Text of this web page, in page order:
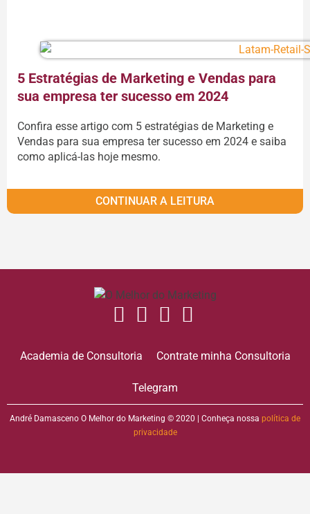
5 Estratégias de Marketing e Vendas para
sua empresa ter sucesso em 2024
Confira esse artigo com 5 estratégias de Marketing e
Vendas para sua empresa ter sucesso em 2024 e saiba
como aplicá-las hoje mesmo.
CONTINUAR A LEITURA
Academia de Consultoria Contrate minha Consultoria
Telegram
André Damasceno O Melhor do Marketing © 2020 | Conheça nossa política de
privacidade